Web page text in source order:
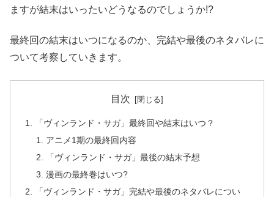
ますが結末はいったいどうなるのでしょうか!?
最終回の結末はいつになるのか、完結や最後のネタバレに
ついて考察していきます。
目次
「ヴィンランド・サガ」最終回や結末はいつ？
アニメ1期の最終回内容
「ヴィンランド・サガ」最後の結末予想
漫画の最終巻はいつ?
「ヴィンランド・サガ」完結や最後のネタバレについ